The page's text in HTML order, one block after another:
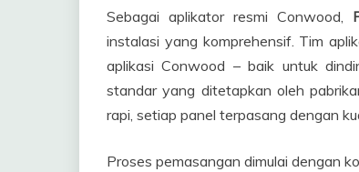
Sebagai aplikator resmi Conwood,
instalasi yang komprehensif. Tim
aplikasi Conwood – baik untuk
standar yang ditetapkan oleh
rapi, setiap panel terpasang dengan
Proses pemasangan dimulai dengan